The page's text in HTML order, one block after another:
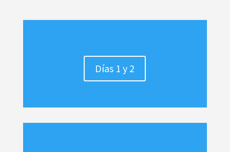
Días 1 y 2